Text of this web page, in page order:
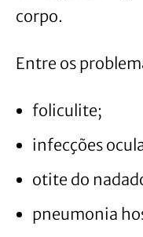
corpo.
Entre os
foliculite;
infecções
otite do
pneumonia